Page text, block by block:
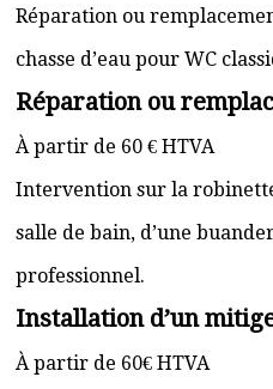
Réparation ou
chasse d’eau pour WC
Réparation ou
À partir de 60 € HTVA
Intervention sur la
salle de bain, d’une
professionnel.
Installation d’un
À partir de 60€ HTVA